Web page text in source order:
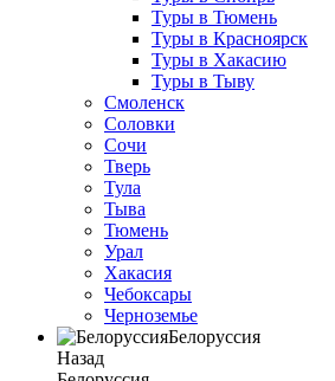
Туры в Тюмень
Туры в Красноярск
Туры в Хакасию
Туры в Тыву
Смоленск
Соловки
Сочи
Тверь
Тула
Тыва
Тюмень
Урал
Хакасия
Чебоксары
Черноземье
Белоруссия
Назад